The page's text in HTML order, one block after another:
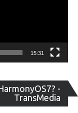
15:31
-
TransMedia
de